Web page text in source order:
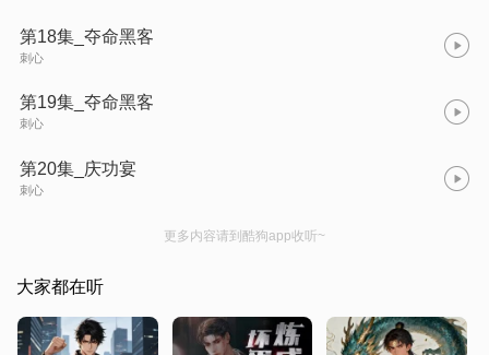
第18集_夺命黑客
刺心
第19集_夺命黑客
刺心
第20集_庆功宴
刺心
更多内容请到酷狗app收听~
大家都在听